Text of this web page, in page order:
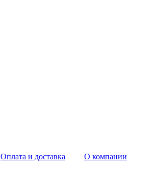
Оплата и доставка
О компании